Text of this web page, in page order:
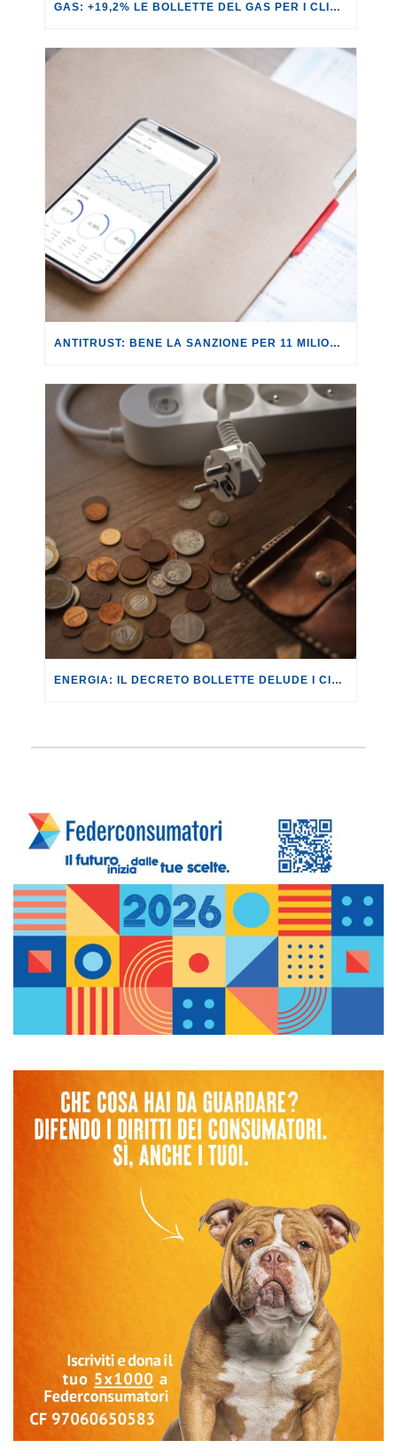
GAS: +19,2% LE BOLLETTE DEL GAS PER I CLIENTI IN SERVIZIO DI VULNERABILITÀ.
ANTITRUST: BENE LA SANZIONE PER 11 MILIONI A REVOLUT PER PUBBLICITÀ INGANNEVOLE.
ENERGIA: IL DECRETO BOLLETTE DELUDE I CITTADINI, ANCHE NELLA SUA CONVERSIONE IN LEGGE.